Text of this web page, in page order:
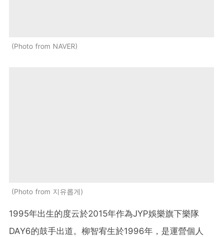
Photo from NAVER
Photo from 지유롭게
1995年出生的度云於2015年作為JYP娛樂旗下樂隊
DAY6的鼓手出道。柳智宥生於1996年，是運營個人